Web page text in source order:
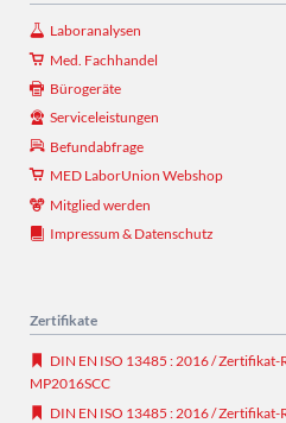
Laboranalysen
Med. Fachhandel
Bürogeräte
Serviceleistungen
Befundabfrage
MED LaborUnion Webshop
Mitglied werden
Impressum & Datenschutz
Zertifikate
DIN EN ISO 13485 : 2016 /
MP2016SCC
DIN EN ISO 13485 : 2016 /